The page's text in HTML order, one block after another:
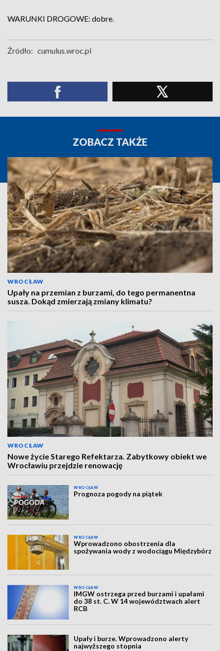
WARUNKI DROGOWE: dobre.
Źródło: cumulus.wroc.pl
ZOBACZ TAKŻE
WROCŁAW
Upały na przemian z burzami, do tego permanentna
susza. Dokąd zmierzają zmiany klimatu?
WROCŁAW
Nowe życie Starego Refektarza. Zabytkowy obiekt we
Wrocławiu przejdzie renowację
WROCŁAW
Prognoza pogody na piątek
WROCŁAW
Wprowadzono obostrzenia dla
spożywania wody z wodociągu Międzybórz
WROCŁAW
IMGW ostrzega przed burzami i upałami
do 38 st. C. W 14 województwach alert
RCB
Upały i burze. Wprowadzono alerty
najwyższego stopnia